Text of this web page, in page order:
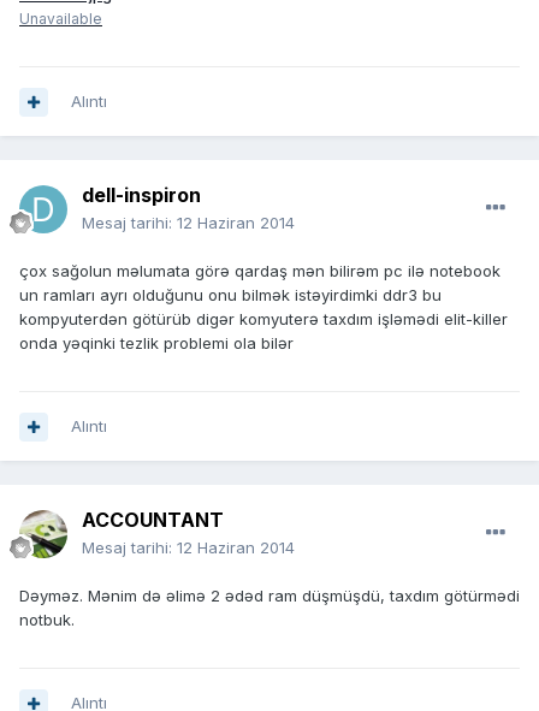
Unavailable
Alıntı
dell-inspiron
Mesaj tarihi: 12 Haziran 2014
çox sağolun məlumata görə qardaş mən bilirəm pc ilə notebook
un ramları ayrı olduğunu onu bilmək istəyirdimki ddr3 bu
kompyuterdən götürüb digər komyuterə taxdım işləmədi elit-killer
onda yəqinki tezlik problemi ola bilər
Alıntı
ACCOUNTANT
Mesaj tarihi: 12 Haziran 2014
Dəyməz. Mənim də əlimə 2 ədəd ram düşmüşdü, taxdım götürmədi
notbuk.
Alıntı